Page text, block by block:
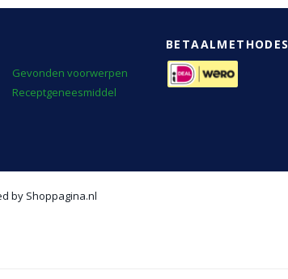
Gevonden voorwerpen
Receptgeneesmiddel
BETAALMETHODES
by Shoppagina.nl